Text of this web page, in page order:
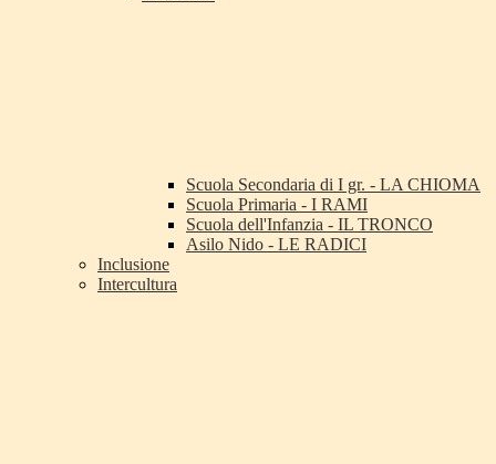
Scuola Secondaria di I gr. - LA CHIOMA
Scuola Primaria - I RAMI
Scuola dell'Infanzia - IL TRONCO
Asilo Nido - LE RADICI
Inclusione
Intercultura